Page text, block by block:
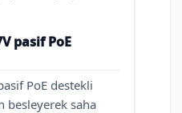
pasif PoE
PoE destekli
besleyerek saha